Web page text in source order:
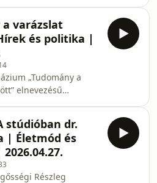
kiállitás is volt.
vonzották
keleti országra, ezért
hívtuk a
stúdiójába.
varázslat
és politika |
„Tudomány a
elnevezésű
annak hátteréről
Annamária
és két diákját
és Skalitzki Dávidot.
stúdióban dr.
| Életmód és
Részleg